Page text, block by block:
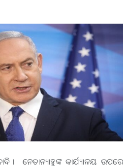
। ନେତାନ୍ୟାହୁଙ୍କ କାର୍ଯ୍ୟାଳୟ ଉପରେ